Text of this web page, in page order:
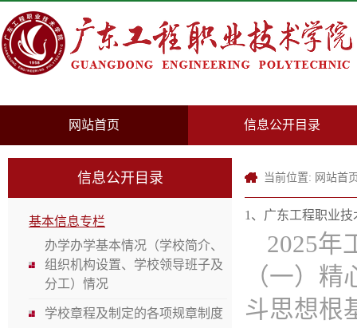
网站首页 信息公开目录
信息公开目录
基本信息专栏
办学办学基本情况（学校简介、
组织机构设置、学校领导班子及
分工）情况
学校章程及制定的各项规章制度
当前位置: 网站首
1、广东工程职业技
2025年
（一）
斗思想根